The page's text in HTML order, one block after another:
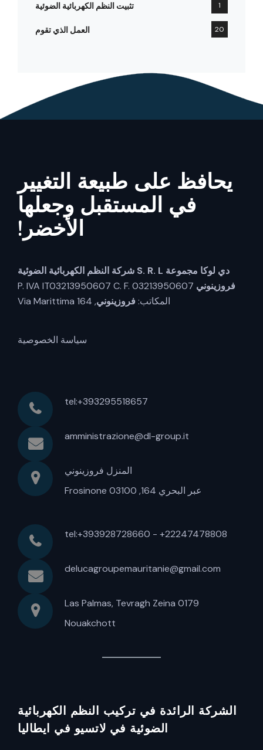
تثبيت النظم الكهربائية الضوئية 1
العمل الذي تقوم 20
يحافظ على طبيعة التغيير
في المستقبل وجعلها
الأخضر!
دي لوكا مجموعة S. R. L
شركة النظم الكهربائية الضوئية
فروزينوني P. IVA IT03213950607 C. F. 03213950607
المكاتب: فروزينوني, Via Marittima 164
سياسة الخصوصية
tel:+393295518657
amministrazione@dl-group.it
المنزل فروزينوني
عبر البحري 164, 03100 Frosinone
tel:+393928728660 - +22247478808
delucagroupemauritanie@gmail.com
Las Palmas, Tevragh Zeina 0179
Nouakchott
الشركة الرائدة في تركيب النظم الكهربائية
الضوئية في لاتسيو في ايطاليا